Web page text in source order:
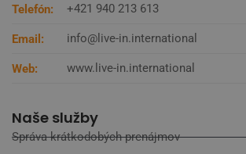
Telefón: +421 940 213 613
Email: info@live-in.international
Web: www.live-in.international
Naše služby
Správa krátkodobých prenájmov